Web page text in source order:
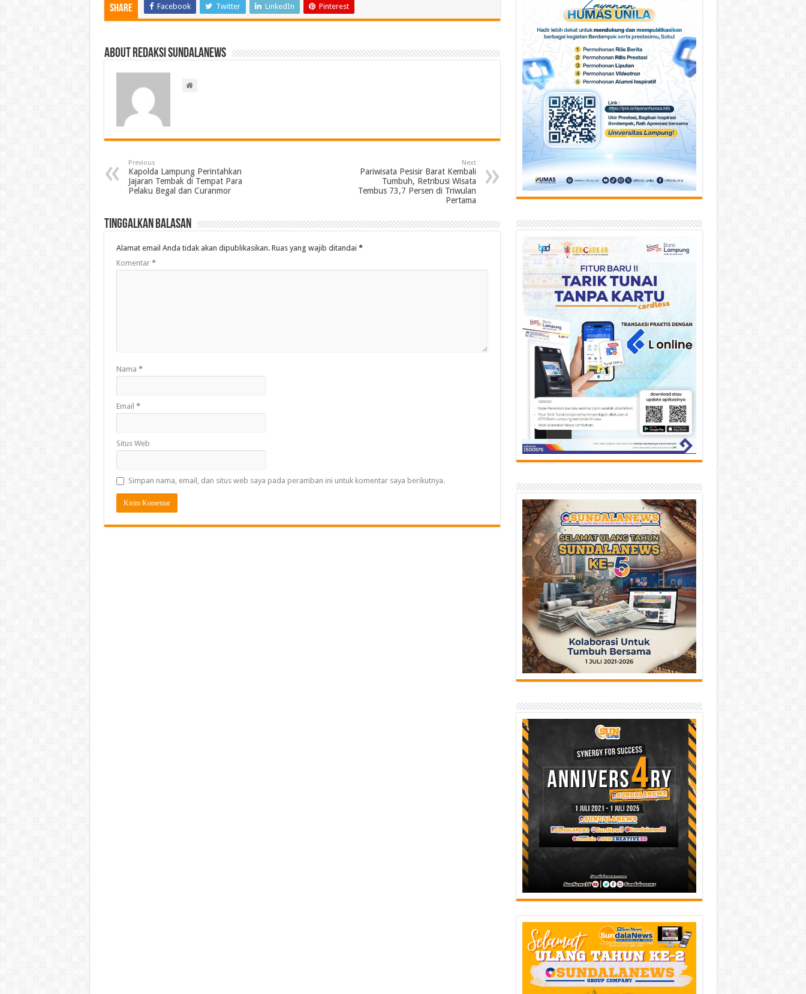
Share Facebook Twitter LinkedIn Pinterest
About Redaksi Sundalanews
Previous
Kapolda Lampung Perintahkan
Jajaran Tembak di Tempat Para
Pelaku Begal dan Curanmor
Next
Pariwisata Pesisir Barat Kembali
Tumbuh, Retribusi Wisata
Tembus 73,7 Persen di Triwulan
Pertama
Tinggalkan Balasan
Alamat email Anda tidak akan dipublikasikan. Ruas yang wajib ditandai *
Komentar *
Nama *
Email *
Situs Web
Simpan nama, email, dan situs web saya pada peramban ini untuk komentar saya berikutnya.